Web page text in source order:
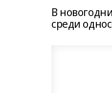
В
среди